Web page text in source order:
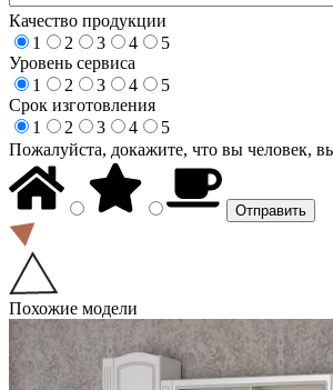
Качество продукции
1
2 3 4
5
Уровень сервиса
1
2 3 4
5
Срок изготовления
1
2 3 4
5
Пожалуйста, докажите, что вы человек,
Похожие модели